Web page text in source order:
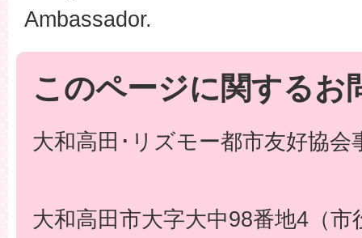
Ambassador.
このページに関するお
大和高田･リズモー都市友好協会
大和高田市大字大中98番地4（市